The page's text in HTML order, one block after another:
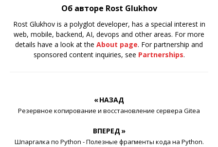
Об авторе Rost Glukhov
Rost Glukhov is a polyglot developer, has a special interest in
web, mobile, backend, AI, devops and other areas. For more
details have a look at the About page. For partnership and
sponsored content inquiries, see Partnerships.
« НАЗАД
Резервное копирование и восстановление сервера Gitea
ВПЕРЕД »
Шпаргалка по Python - Полезные фрагменты кода на Python.